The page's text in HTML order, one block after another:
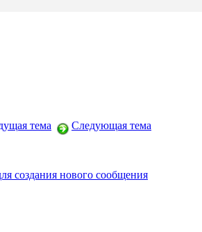
тема Следующая тема
создания нового сообщения